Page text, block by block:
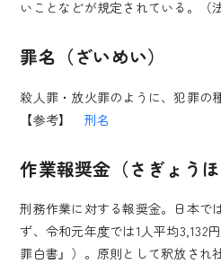
いことなどが規定されている。（法
罪名（ざいめい）
殺人罪・放火罪のように、犯罪の
【参考】 刑名
作業報奨金（さぎょうほ
刑務作業に対する報奨金。日本で
ず、令和元年度では1人平均3,132
罪白書』）。原則として釈放され